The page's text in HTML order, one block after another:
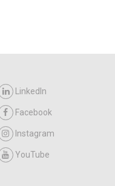
LinkedIn
Facebook
Instagram
YouTube